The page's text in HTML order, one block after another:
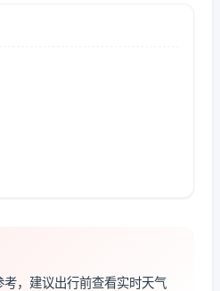
，建议出行前查看实时天气